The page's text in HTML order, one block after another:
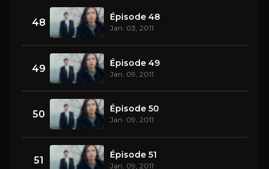
48 Épisode 48
Jan. 03, 2011
49 Épisode 49
Jan. 09, 2011
50 Épisode 50
Jan. 09, 2011
51 Épisode 51
Jan. 09, 2011